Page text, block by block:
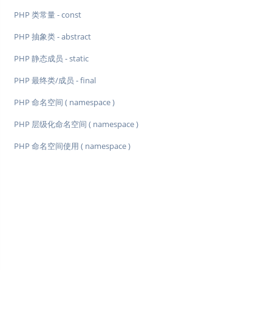
PHP 类常量 - const
PHP 抽象类 - abstract
PHP 静态成员 - static
PHP 最终类/成员 - final
PHP 命名空间 ( namespace )
PHP 层级化命名空间 ( namespace )
PHP 命名空间使用 ( namespace )